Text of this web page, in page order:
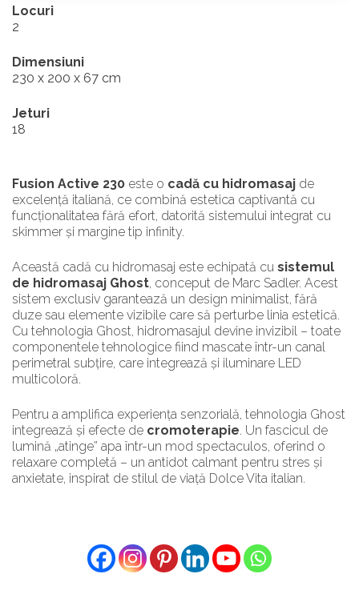
Locuri
2
Dimensiuni
230 x 200 x 67 cm
Jeturi
18
Fusion Active 230 este o cadă cu hidromasaj de
excelență italiană, ce combină estetica captivantă cu
funcționalitatea fără efort, datorită sistemului integrat cu
skimmer și margine tip infinity.
Această cadă cu hidromasaj este echipată cu sistemul
de hidromasaj Ghost, conceput de Marc Sadler. Acest
sistem exclusiv garantează un design minimalist, fără
duze sau elemente vizibile care să perturbe linia estetică.
Cu tehnologia Ghost, hidromasajul devine invizibil – toate
componentele tehnologice fiind mascate într-un canal
perimetral subțire, care integrează și iluminare LED
multicoloră.
Pentru a amplifica experiența senzorială, tehnologia Ghost
integrează și efecte de cromoterapie. Un fascicul de
lumină „atinge” apa într-un mod spectaculos, oferind o
relaxare completă – un antidot calmant pentru stres și
anxietate, inspirat de stilul de viață Dolce Vita italian.